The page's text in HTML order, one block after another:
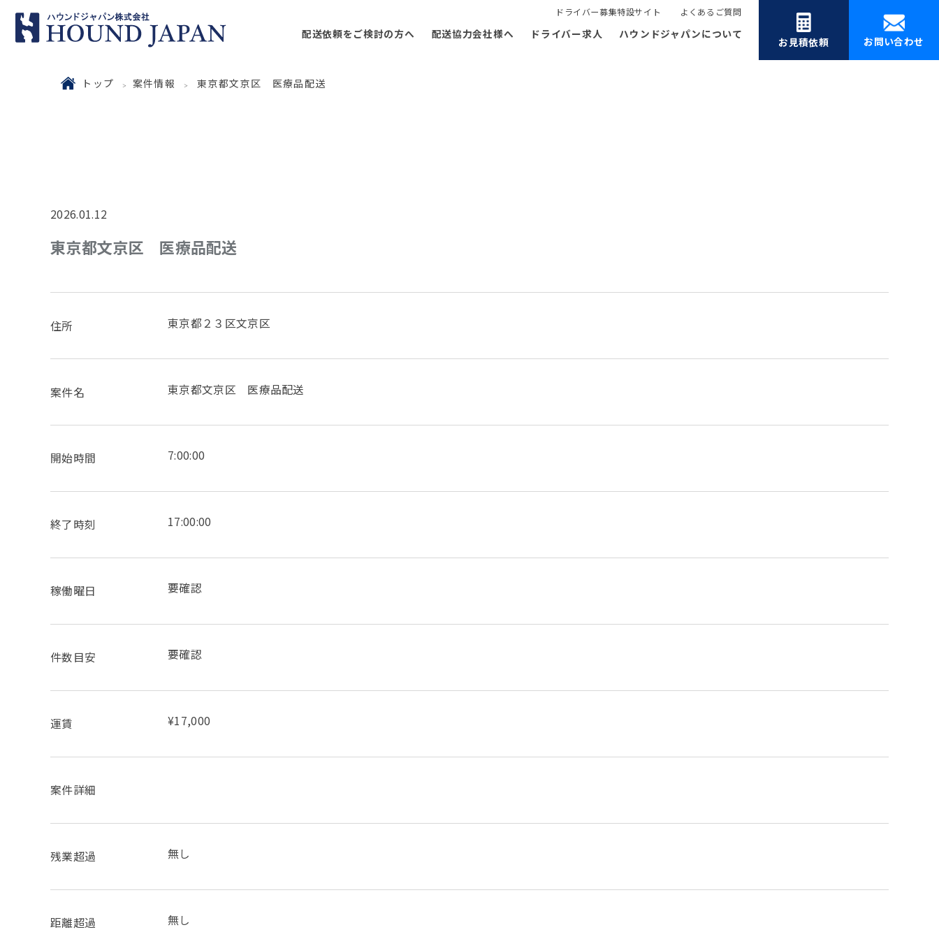
ドライバー募集特設サイト よくあるご質問
配送依頼をご検討の方へ 配送協力会社様へ ドライバー求人 ハウンドジャパンについて
お見積依頼 お問い合わせ
トップ 案件情報 東京都文京区 医療品配送
2026.01.12
東京都文京区 医療品配送
住所 東京都２３区文京区
案件名 東京都文京区 医療品配送
開始時間 7:00:00
終了時刻 17:00:00
稼働曜日 要確認
件数目安 要確認
運賃 ¥17,000
案件詳細
残業超過 無し
距離超過 無し